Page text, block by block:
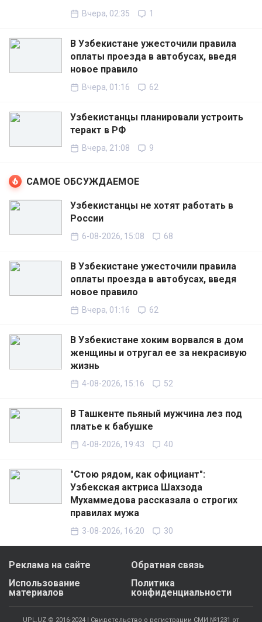
Вчера, 02:35 1
В Узбекистане ужесточили правила
оплаты проезда в автобусах, введя
новое правило
Вчера, 01:16 62
Узбекистанцы планировали устроить
теракт в РФ
Вчера, 21:08 9
САМОЕ ОБСУЖДАЕМОЕ
Узбекистанцы не хотят работать в
России
6-08-2026, 15:08 68
В Узбекистане ужесточили правила
оплаты проезда в автобусах, введя
новое правило
Вчера, 01:16 62
В Узбекистане хоким ворвался в дом
женщины и отругал ее за некрасивую
жизнь
4-08-2026, 15:16 52
В Ташкенте пьяный мужчина лез под
платье к бабушке
4-08-2026, 19:43 40
"Стою рядом, как официант":
Узбекская актриса Шахзода
Мухаммедова рассказала о строгих
правилах мужа
3-08-2026, 16:20 30
Реклама на сайте
Обратная связь
Использование
материалов
Политика
конфиденциальности
UPL.UZ © 2016-2024 | Свидетельство о регистрации СМИ №1231 от